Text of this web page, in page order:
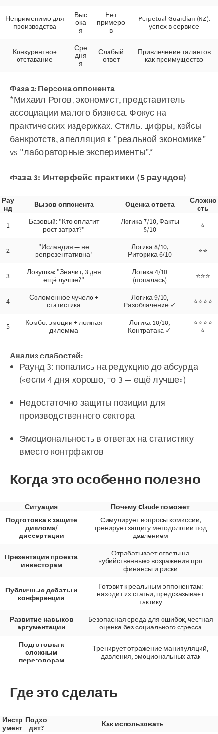
Неприменимо для
производства
Выс
ока
я
Нет
примеро
в
Perpetual Guardian (NZ):
успех в сервисе
Конкурентное
отставание
Сре
дня
я
Слабый
ответ
Привлечение талантов
как преимущество
Фаза 2: Персона оппонента
*Михаил Рогов, экономист, представитель
ассоциации малого бизнеса. Фокус на
практических издержках. Стиль: цифры, кейсы
банкротств, апелляция к "реальной экономике"
vs "лабораторные эксперименты".*
Фаза 3: Интерфейс практики (5 раундов)
Рау
нд
Вызов оппонента Оценка ответа
Сложно
сть
1
Базовый: "Кто оплатит
рост затрат?"
Логика 7/10, Факты
5/10
⭐
2
"Исландия — не
репрезентативна"
Логика 8/10,
Риторика 6/10
⭐⭐
3
Ловушка: "Значит, 3 дня
ещё лучше?"
Логика 4/10
(попалась)
⭐⭐⭐
4
Соломенное чучело +
статистика
Логика 9/10,
Разоблачение ✓
⭐⭐⭐⭐
5
Комбо: эмоции + ложная
дилемма
Логика 10/10,
Контратака ✓
⭐⭐⭐⭐
⭐
Анализ слабостей:
Раунд 3: попались на редукцию до абсурда
(«если 4 дня хорошо, то 3 — ещё лучше»)
Недостаточно защиты позиции для
производственного сектора
Эмоциональность в ответах на статистику
вместо контрфактов
Когда это особенно полезно
Ситуация
Почему Claude поможет
Подготовка к защите
диплома/
диссертации
Симулирует вопросы комиссии,
тренирует защиту методологии под
давлением
Презентация проекта
инвесторам
Отрабатывает ответы на
«убийственные» возражения про
финансы и риски
Публичные дебаты и
конференции
Готовит к реальным оппонентам:
находит их статьи, предсказывает
тактику
Развитие навыков
аргументации
Безопасная среда для ошибок, честная
оценка без социального стресса
Подготовка к
сложным
переговорам
Тренирует отражение манипуляций,
давления, эмоциональных атак
Где это сделать
Инстр
умент
Подхо
дит?
Как использовать